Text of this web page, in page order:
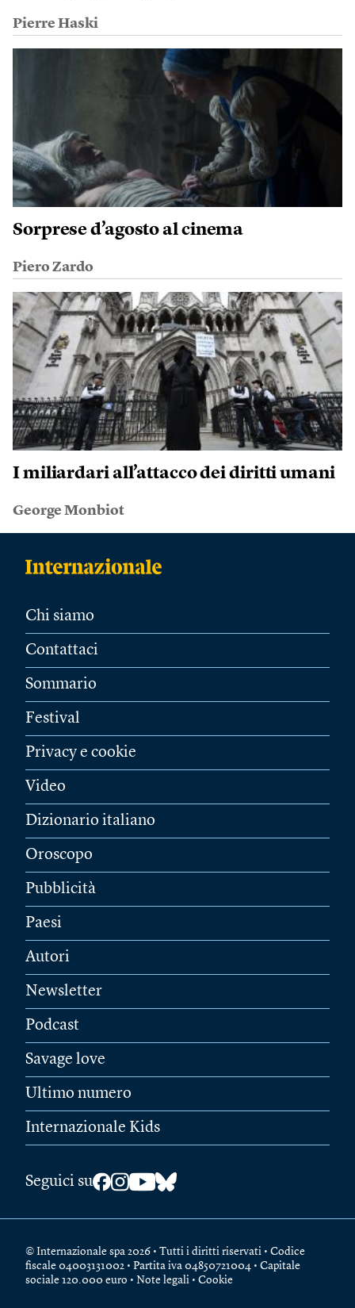
Pierre Haski
Sorprese d’agosto al cinema
Piero Zardo
I miliardari all’attacco dei diritti umani
George Monbiot
Chi siamo
Contattaci
Sommario
Festival
Privacy e cookie
Video
Dizionario italiano
Oroscopo
Pubblicità
Paesi
Autori
Newsletter
Podcast
Savage love
Ultimo numero
Internazionale Kids
Seguici su
© Internazionale spa 2026 • Tutti i diritti riservati • Codice
fiscale 04003131002 • Partita iva 04850721004 • Capitale
sociale 120.000 euro • Note legali • Cookie